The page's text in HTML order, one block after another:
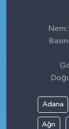
Adana
Ağrı
POLİTİKA
RÖPORTAJ
SAĞLIK
SPOR